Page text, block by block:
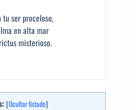
ser proceloso,
en alta mar
misterioso.
[Ocultar listado]